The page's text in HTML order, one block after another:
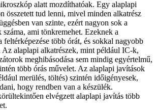
alatt mozdíthatóak. Egy alaplapi
összetett tud lenni, mivel minden alkatrész
van szinte, ezért nagyon sok a
száma, ami tönkremehet. Ezeknek a
feltérképezése több órát, és sokkal nagyobb
Az alaplapi alkatrészek, mint például IC-k,
meghibásodása sem mindig egyértelmű,
több órás művelet. Az alaplapi javítások
merülés, töltés) szintén időigényesek,
hogy rendben van a készülék.
elvégzett alaplapi javítás több